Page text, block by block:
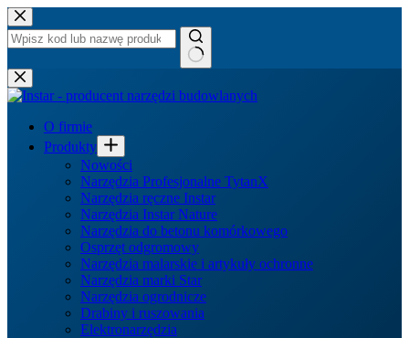
Przejdź
do
treści
Brak
wyników
O firmie
Produkty
Nowości
Narzędzia Profesjonalne TytanX
Narzędzia ręczne Instar
Narzędzia Instar Nature
Narzędzia do betonu komórkowego
Osprzęt odgromowy
Narzędzia malarskie i artykuły ochronne
Narzędzia marki Star
Narzędzia ogrodnicze
Drabiny i ruszowania
Elektronarzędzia